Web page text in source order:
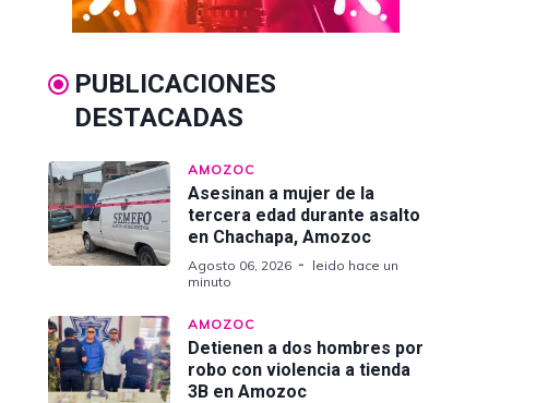
PUBLICACIONES
DESTACADAS
AMOZOC
Asesinan a mujer de la
tercera edad durante asalto
en Chachapa, Amozoc
Agosto 06, 2026
leido hace un
minuto
AMOZOC
Detienen a dos hombres por
robo con violencia a tienda
3B en Amozoc